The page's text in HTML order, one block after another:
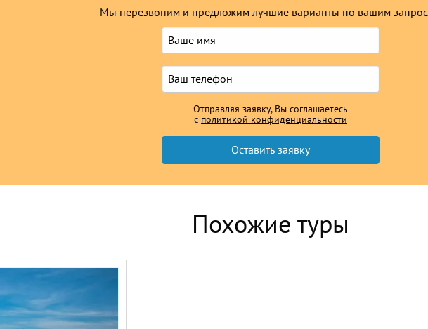
Мы перезвоним и предложим лучшие варианты по вашим
Отправляя заявку, Вы соглашаетесь
с политикой конфиденциальности
Похожие туры